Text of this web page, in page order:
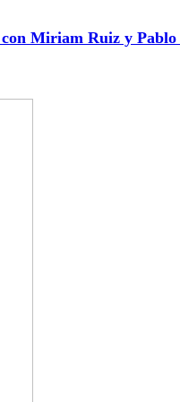
Miriam Ruiz y Pablo